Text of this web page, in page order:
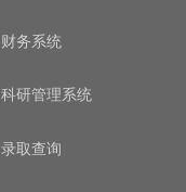
财务系统
科研管理系统
录取查询